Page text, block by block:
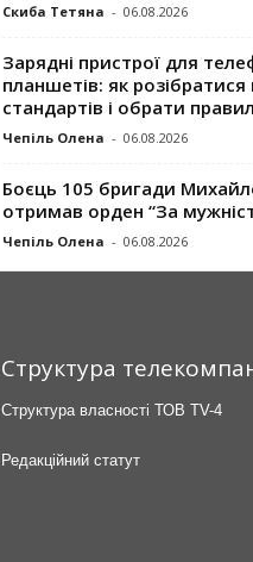
Скиба Тетяна - 06.08.2026
Зарядні пристрої для
планшетів: як розібратися
стандартів і обрати
Чепіль Олена - 06.08.2026
Боєць 105 бригади
отримав орден “За
Чепіль Олена - 06.08.2026
Структура
Структура власності ТОВ TV-4
Редакційний статут